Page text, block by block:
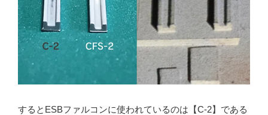
するとESBファルコンに使われているのは【C-2】である